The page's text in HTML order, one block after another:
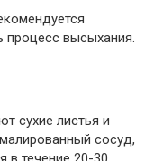
процесс высыхания.
сухие листья и
сосуд,